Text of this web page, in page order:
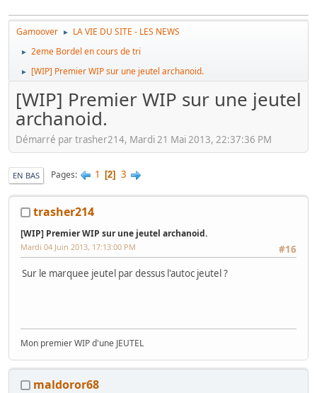
Gamoover ► LA VIE DU SITE - LES NEWS
► 2eme Bordel en cours de tri
► [WIP] Premier WIP sur une jeutel archanoid.
[WIP] Premier WIP sur une jeutel
archanoid.
Démarré par trasher214, Mardi 21 Mai 2013, 22:37:36 PM
EN BAS Pages 1 2 3
trasher214
[WIP] Premier WIP sur une jeutel archanoid.
#16
Mardi 04 Juin 2013, 17:13:00 PM
Sur le marquee jeutel par dessus l'autoc jeutel ?
Mon premier WIP d'une JEUTEL
maldoror68